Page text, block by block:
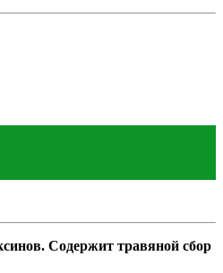
Содержит травяной сбор